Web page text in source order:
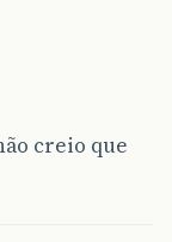
creio que